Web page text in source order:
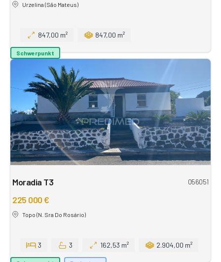
Urzelina (São Mateus)
847,00 m² 847,00 m²
Schwerpunkt
Moradia T3 056051
225 000 €
Topo (N. Sra Do Rosário)
3 3 162,53 m² 2.904,00 m²